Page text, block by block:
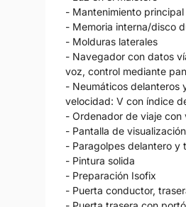
- Mantenimiento
- Memoria interna/disco
- Molduras laterales
- Navegador con datos
voz, control mediante
- Neumáticos delanteros
velocidad: V con índice
- Ordenador de viaje con
- Pantalla de
- Paragolpes delantero y
- Pintura solida
- Preparación Isofix
- Puerta conductor,